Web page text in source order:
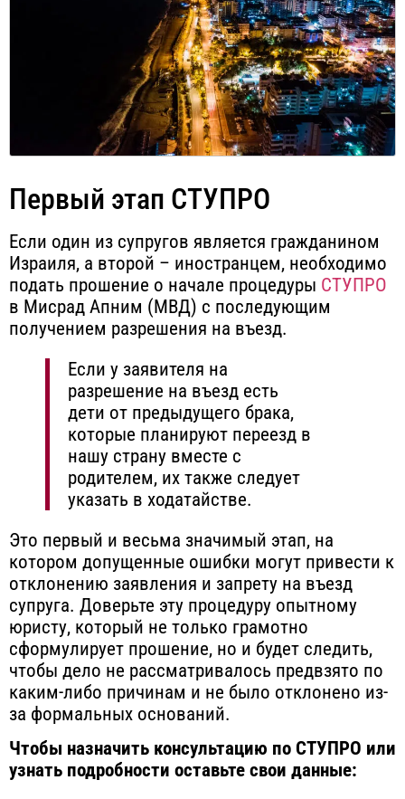
Первый этап СТУПРО
Если один из супругов является гражданином
Израиля, а второй – иностранцем, необходимо
подать прошение о начале процедуры СТУПРО
в Мисрад Апним (МВД) с последующим
получением разрешения на въезд.
Если у заявителя на
разрешение на въезд есть
дети от предыдущего брака,
которые планируют переезд в
нашу страну вместе с
родителем, их также следует
указать в ходатайстве.
Это первый и весьма значимый этап, на
котором допущенные ошибки могут привести к
отклонению заявления и запрету на въезд
супруга. Доверьте эту процедуру опытному
юристу, который не только грамотно
сформулирует прошение, но и будет следить,
чтобы дело не рассматривалось предвзято по
каким-либо причинам и не было отклонено из-
за формальных оснований.
Чтобы назначить консультацию по СТУПРО или
узнать подробности оставьте свои данные: